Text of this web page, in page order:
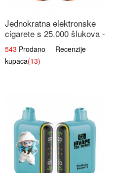
Jednokratna elektronske
cigarete s 25.000 šlukova -
Mango & Ananas |
Egzotična Voćna
Mješavina
543 Prodano Recenzije
kupaca(13)